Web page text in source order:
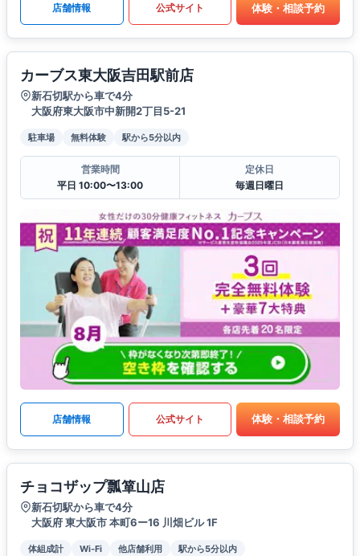
店舗情報 公式サイト 体験・相談予約
カーブス東大阪吉田駅前店
新石切駅から車で4分
大阪府東大阪市中新開2丁目5-21
駐車場 無料体験 駅から5分以内
営業時間
平日 10:00〜13:00
定休日
毎週日曜日
店舗情報 公式サイト 体験・相談予約
チョコザップ瓢箪山店
新石切駅から車で4分
大阪府 東大阪市 本町6ー16 川畑ビル 1F
体組成計 Wi-Fi 他店舗利用 駅から5分以内